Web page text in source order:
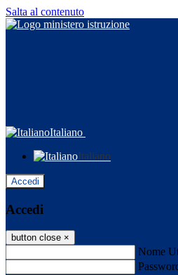
Salta al contenuto
Italiano
Italiano
Accedi
Accedi
button close ×
Nome